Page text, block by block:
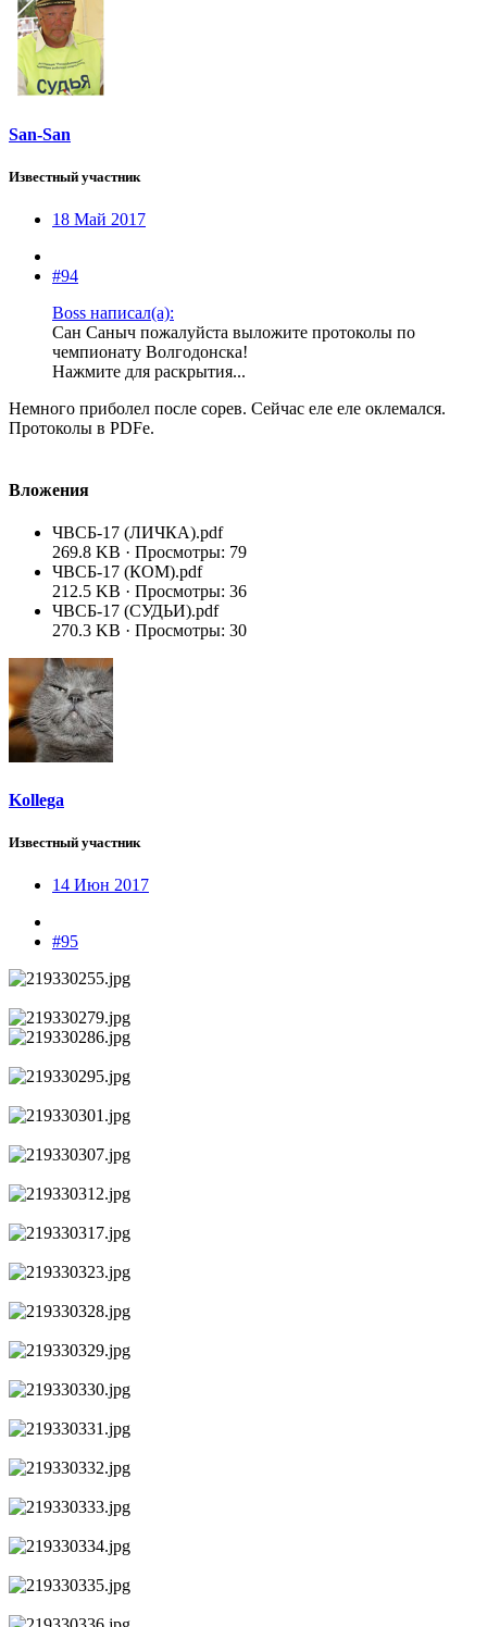
San-San
Известный участник
18 Май 2017
#94
Boss написал(а):
Сан Саныч пожалуйста выложите протоколы по
чемпионату Волгодонска!
Нажмите для раскрытия...
Немного приболел после сорев. Сейчас еле еле оклемался.
Протоколы в PDFe.
Вложения
ЧВСБ-17 (ЛИЧКА).pdf
269.8 KB · Просмотры: 79
ЧВСБ-17 (КОМ).pdf
212.5 KB · Просмотры: 36
ЧВСБ-17 (СУДЬИ).pdf
270.3 KB · Просмотры: 30
Kollega
Известный участник
14 Июн 2017
#95